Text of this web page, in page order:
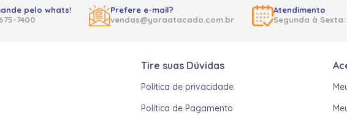
pelo whats!
7400
Prefere e-mail?
vendas@yoraatacado.com.br
Atendimento
Segunda à Sexta:
Tire suas Dúvidas
Política de privacidade
Política de Pagamento